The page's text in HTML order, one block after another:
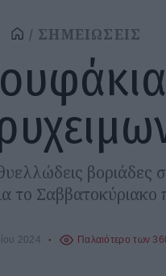
ΣΗΜΕΙΩΣΕΙΣ
βοριάδες
το Σαββατοκύριακο
2024 Παλαιότερο των